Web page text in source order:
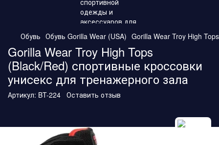
Обувь Обувь Gorilla Wear (USA) Gorilla Wear Troy High
Gorilla Wear Troy High Tops
(Black/Red) спортивные кроссовки
унисекс для тренажерного зала
Артикул: BT-224 Оставить отзыв